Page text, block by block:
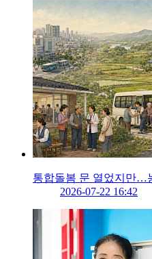
통합돌봄 문 열었지만…
2026-07-22 16:42